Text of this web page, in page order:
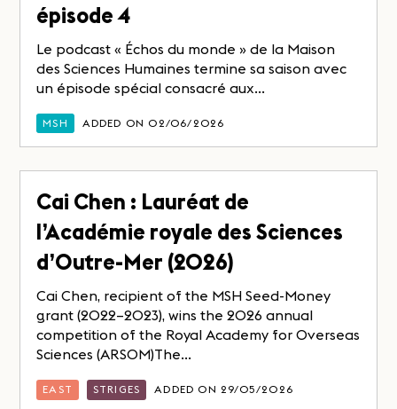
épisode 4
Le podcast « Échos du monde » de la Maison
des Sciences Humaines termine sa saison avec
un épisode spécial consacré aux...
MSH ADDED ON 02/06/2026
Cai Chen : Lauréat de
l’Académie royale des Sciences
d’Outre-Mer (2026)
Cai Chen, recipient of the MSH Seed-Money
grant (2022–2023), wins the 2026 annual
competition of the Royal Academy for Overseas
Sciences (ARSOM)The...
EAST STRIGES ADDED ON 29/05/2026